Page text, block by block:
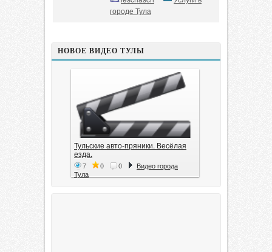
городе Тула
НОВОЕ ВИДЕО ТУЛЫ
Тульские авто-пряники. Весёлая
езда.
7 0 0
Видео города
Тула